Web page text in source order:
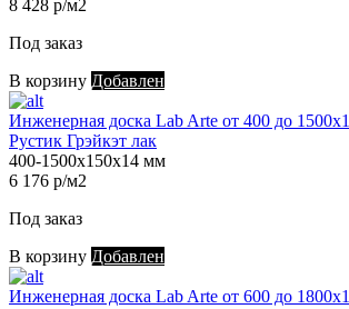
8 428 р/м2
Под заказ
В корзину Добавлен
Инженерная доска Lab Arte от 400 до
Рустик Грэйкэт лак
400-1500х150х14 мм
6 176 р/м2
Под заказ
В корзину Добавлен
Инженерная доска Lab Arte от 600 до